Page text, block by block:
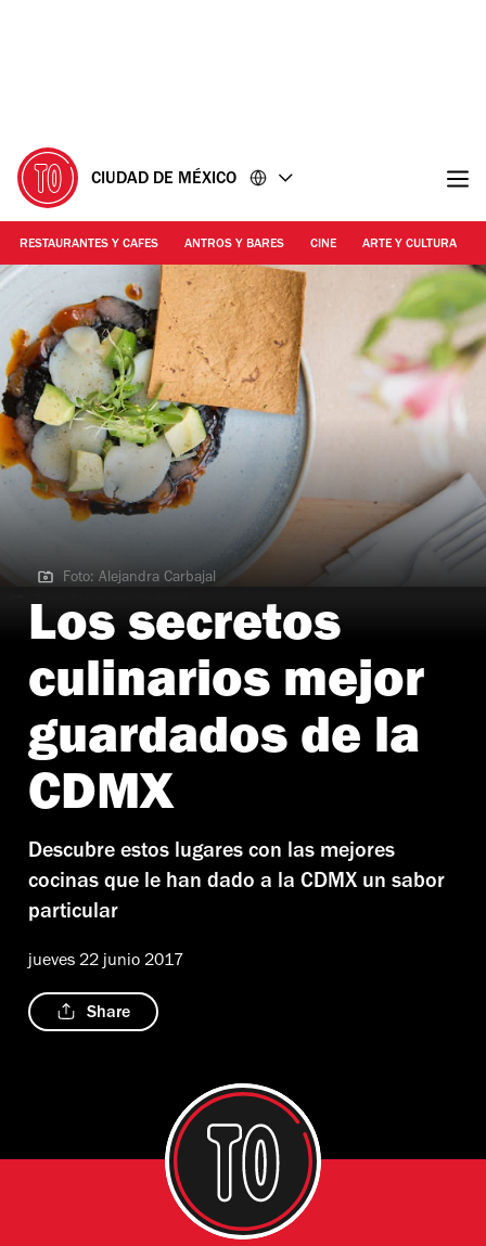
CIUDAD DE MÉXICO
RESTAURANTES Y CAFES ANTROS Y BARES CINE ARTE Y CULTURA
Foto: Alejandra Carbajal
Foto: Alejandra Carbajal
Los secretos
culinarios mejor
guardados de la
CDMX
Descubre estos lugares con las mejores
cocinas que le han dado a la CDMX un sabor
particular
jueves 22 junio 2017
Share